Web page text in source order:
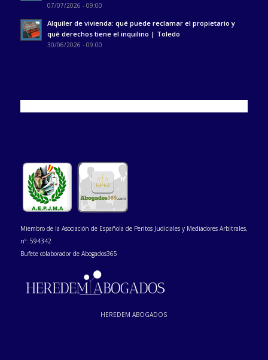
07/07/2026 - 09:00
Alquiler de vivienda: qué puede reclamar el propietario y
qué derechos tiene el inquilino | Toledo
30/06/2026 - 09:00
Miembro de la Asociación de Española de Peritos Judiciales y Mediadores Arbitrales,
nº: 594342
Bufete colaborador de Abogados365
HEREDEM ABOGADOS